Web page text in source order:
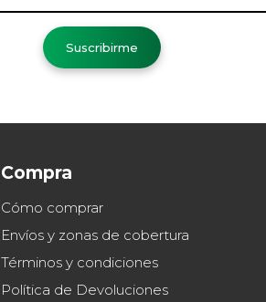
Compra
Cómo comprar
Envíos y zonas de cobertura
Términos y condiciones
Política de Devoluciones
Suscribirme